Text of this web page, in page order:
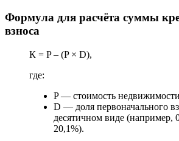
Формула для расчёта суммы
взноса
К = P – (P × D),
где:
P — стоимость
D — доля первоначального
десятичном виде (например,
20,1%).